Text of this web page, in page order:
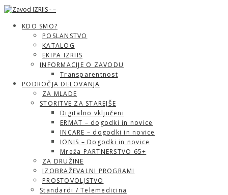
KDO SMO?
POSLANSTVO
KATALOG
EKIPA IZRIIS
INFORMACIJE O ZAVODU
Transparentnost
PODROČJA DELOVANJA
ZA MLADE
STORITVE ZA STAREJŠE
Digitalno vključeni
ERMAT – dogodki in novice
INCARE – dogodki in novice
IONIS – Dogodki in novice
Mreža PARTNERSTVO 65+
ZA DRUŽINE
IZOBRAŽEVALNI PROGRAMI
PROSTOVOLJSTVO
Standardi / Telemedicina